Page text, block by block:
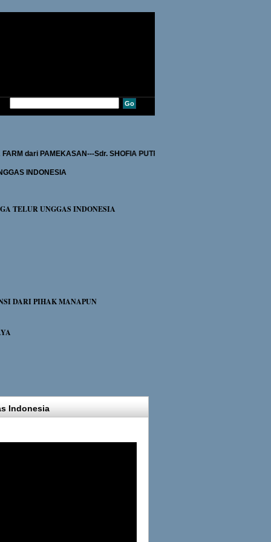
dari PAMEKASAN---Sdr. SHOFIA PUTRI dari KUNINGAN---Sdr. LUKI
INDONESIA
TELUR UNGGAS INDONESIA
DARI PIHAK MANAPUN
Indonesia